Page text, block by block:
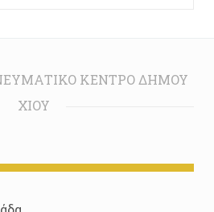
ΚΈΝΤΡΟ ΔΉΜΟΥ
ΧΊΟΥ